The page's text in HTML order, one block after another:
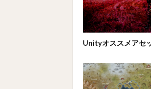
Unityオススメアセ